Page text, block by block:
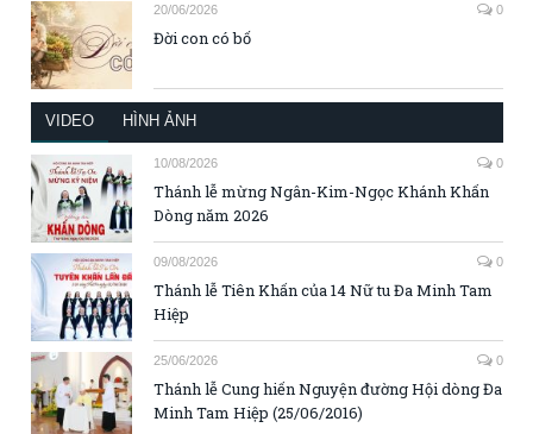
20/06/2026 0
Đời con có bố
VIDEO HÌNH ẢNH
10/08/2026 0
Thánh lễ mừng Ngân-Kim-Ngọc Khánh Khấn
Dòng năm 2026
09/08/2026 0
Thánh lễ Tiên Khấn của 14 Nữ tu Đa Minh Tam
Hiệp
25/06/2026 0
Thánh lễ Cung hiến Nguyện đường Hội dòng Đa
Minh Tam Hiệp (25/06/2016)